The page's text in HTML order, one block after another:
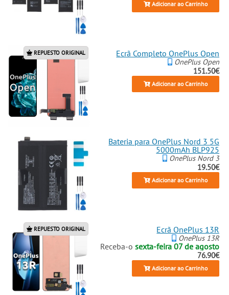
Adicionar ao Carrinho
REPUESTO ORIGINAL Ecrã Completo OnePlus Open
OnePlus Open
151.50€
Adicionar ao Carrinho
Bateria para OnePlus Nord 3 5G
5000mAh BLP925
OnePlus Nord 3
19.50€
Adicionar ao Carrinho
REPUESTO ORIGINAL Ecrã OnePlus 13R
OnePlus 13R
Receba-osexta-feira 07 de agosto
76.90€
Adicionar ao Carrinho